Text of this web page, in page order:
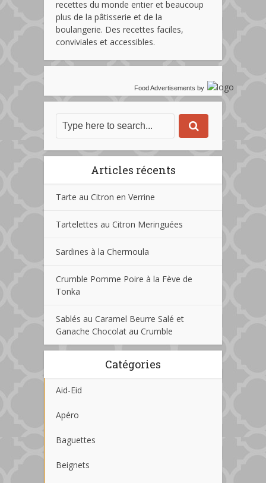
recettes du monde entier et beaucoup
plus de la pâtisserie et de la
boulangerie. Des recettes faciles,
conviviales et accessibles.
Food Advertisements by
Articles récents
Tarte au Citron en Verrine
Tartelettes au Citron Meringuées
Sardines à la Chermoula
Crumble Pomme Poire à la Fève de
Tonka
Sablés au Caramel Beurre Salé et
Ganache Chocolat au Crumble
Catégories
Aid-Eid
Apéro
Baguettes
Beignets